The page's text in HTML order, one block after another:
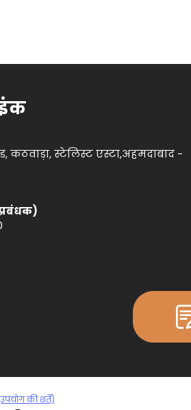
कठवाड़ा, स्टेलिस्ट एस्टा,अहमदाबाद -
प्रबंधक)
की शर्तें)